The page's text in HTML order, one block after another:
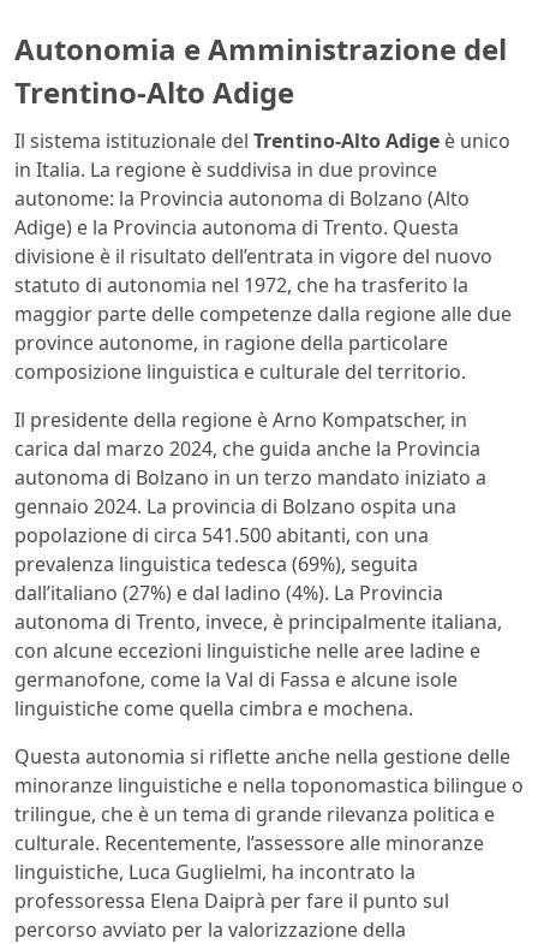
Autonomia e Amministrazione del
Trentino-Alto Adige
Il sistema istituzionale del Trentino-Alto Adige è unico
in Italia. La regione è suddivisa in due province
autonome: la Provincia autonoma di Bolzano (Alto
Adige) e la Provincia autonoma di Trento. Questa
divisione è il risultato dell’entrata in vigore del nuovo
statuto di autonomia nel 1972, che ha trasferito la
maggior parte delle competenze dalla regione alle due
province autonome, in ragione della particolare
composizione linguistica e culturale del territorio.
Il presidente della regione è Arno Kompatscher, in
carica dal marzo 2024, che guida anche la Provincia
autonoma di Bolzano in un terzo mandato iniziato a
gennaio 2024. La provincia di Bolzano ospita una
popolazione di circa 541.500 abitanti, con una
prevalenza linguistica tedesca (69%), seguita
dall’italiano (27%) e dal ladino (4%). La Provincia
autonoma di Trento, invece, è principalmente italiana,
con alcune eccezioni linguistiche nelle aree ladine e
germanofone, come la Val di Fassa e alcune isole
linguistiche come quella cimbra e mochena.
Questa autonomia si riflette anche nella gestione delle
minoranze linguistiche e nella toponomastica bilingue o
trilingue, che è un tema di grande rilevanza politica e
culturale. Recentemente, l’assessore alle minoranze
linguistiche, Luca Guglielmi, ha incontrato la
professoressa Elena Daiprà per fare il punto sul
percorso avviato per la valorizzazione della